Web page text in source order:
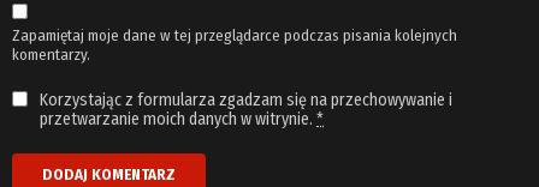
Zapamiętaj moje dane w tej przeglądarce podczas pisania kolejnych
komentarzy.
Korzystając z formularza zgadzam się na przechowywanie i
przetwarzanie moich danych w witrynie. *